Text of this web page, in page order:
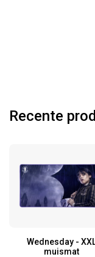
Recente
Wednesday -
muismat